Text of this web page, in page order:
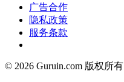
广告合作
隐私政策
服务条款
© 2026 Guruin.com 版权所有